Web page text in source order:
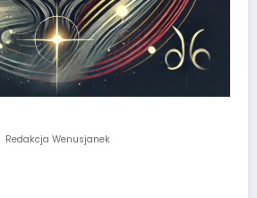
Redakcja Wenusjanek